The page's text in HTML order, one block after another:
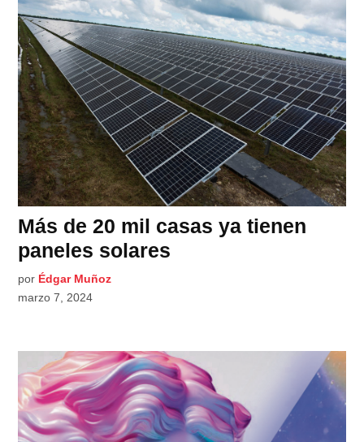
Más de 20 mil casas ya tienen
paneles solares
por Édgar Muñoz
marzo 7, 2024